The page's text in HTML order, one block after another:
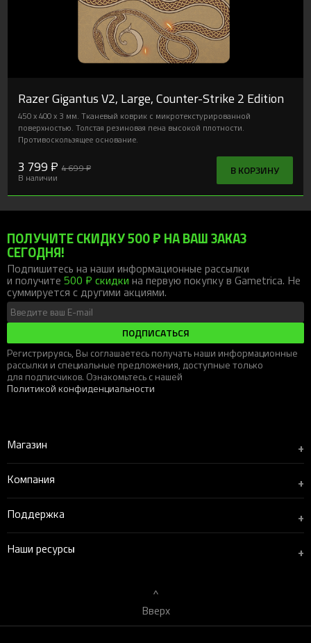
Razer Gigantus V2, Large, Counter-Strike 2 Edition
450 x 400 x 3 мм. Тканевый коврик с микротекстурированной
поверхностью. Толстая резиновая пена высокой плотности.
Противоскользящее основание.
3 799 ₽ 4 699 ₽
В наличии
В КОРЗИНУ
ПОЛУЧИТЕ СКИДКУ 500 ₽ НА ВАШ ЗАКАЗ
СЕГОДНЯ!
Подпишитесь на наши информационные рассылки
и получите 500 ₽ скидки на первую покупку в Gametrica. Не
суммируется с другими акциями.
ПОДПИСАТЬСЯ
Регистрируясь, Вы соглашаетесь получать наши информационные
рассылки и специальные предложения, доступные только
для подписчиков. Ознакомьтесь с нашей
Политикой конфиденциальности
Магазин +
Компания +
Поддержка +
Наши ресурсы +
Вверх